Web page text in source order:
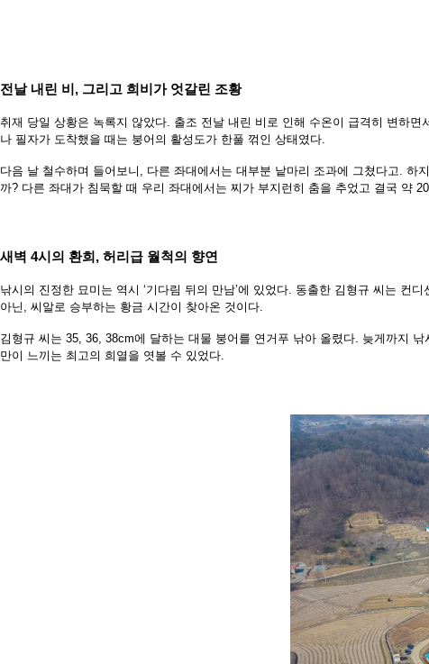
전날 내린 비, 그리고 희비가 엇갈린 조황
취재 당일 상황은 녹록지 않았다. 출조 전날 내린 비로 인해 수온이 급격히 변하면
나 필자가 도착했을 때는 붕어의 활성도가 한풀 꺾 인 상태였다.
다음 날 철수하며 들어보니, 다른 좌대에서는 대부분 낱마리 조과에 그쳤다고. 하
까? 다른 좌대가 침묵할 때 우리 좌대에서는 찌가 부지런히 춤을 추었고 결국 약
새벽 4시의 환희, 허리급 월척의 향연
낚시의 진정한 묘미는 역시 ‘기다림 뒤의 만남’에 있었다. 동출한 김형규 씨는 컨디
아닌, 씨알로 승부하는 황금 시간이 찾아온 것이다.
김형규 씨는 35, 36, 38cm에 달하는 대물 붕어를 연거푸 낚아 올렸다. 늦게까지
만이 느끼는 최고의 희열을 엿볼 수 있었다.